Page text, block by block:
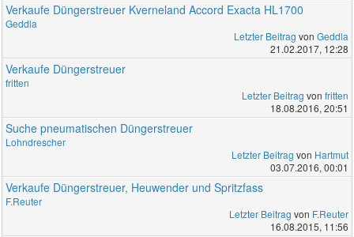
Verkaufe Düngerstreuer Kverneland Accord Exacta HL1700
Geddla
Letzter Beitrag von Geddla
21.02.2017, 12:28
Verkaufe Düngerstreuer
fritten
Letzter Beitrag von fritten
18.08.2016, 20:51
Suche pneumatischen Düngerstreuer
Lohndrescher
Letzter Beitrag von Hartmut
03.07.2016, 00:01
Verkaufe Düngerstreuer, Heuwender und Spritzfass
F.Reuter
Letzter Beitrag von F.Reuter
16.08.2015, 11:56